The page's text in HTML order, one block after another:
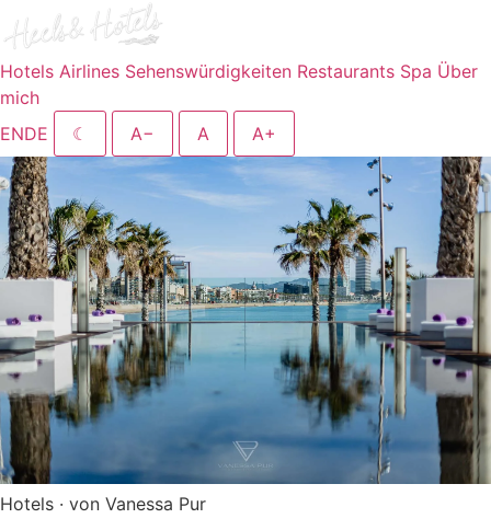
Hotels Airlines Sehenswürdigkeiten Restaurants Spa Über
mich
ENDE ☾ A− A A+
Hotels · von Vanessa Pur